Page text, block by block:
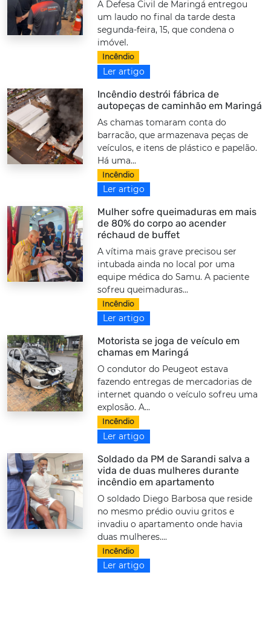
A Defesa Civil de Maringá entregou
um laudo no final da tarde desta
segunda-feira, 15, que condena o
imóvel.
Incêndio
Ler artigo
Incêndio destrói fábrica de
autopeças de caminhão em Maringá
As chamas tomaram conta do
barracão, que armazenava peças de
veículos, e itens de plástico e papelão.
Há uma...
Incêndio
Ler artigo
Mulher sofre queimaduras em mais
de 80% do corpo ao acender
réchaud de buffet
A vítima mais grave precisou ser
intubada ainda no local por uma
equipe médica do Samu. A paciente
sofreu queimaduras...
Incêndio
Ler artigo
Motorista se joga de veículo em
chamas em Maringá
O condutor do Peugeot estava
fazendo entregas de mercadorias de
internet quando o veículo sofreu uma
explosão. A...
Incêndio
Ler artigo
Soldado da PM de Sarandi salva a
vida de duas mulheres durante
incêndio em apartamento
O soldado Diego Barbosa que reside
no mesmo prédio ouviu gritos e
invadiu o apartamento onde havia
duas mulheres....
Incêndio
Ler artigo